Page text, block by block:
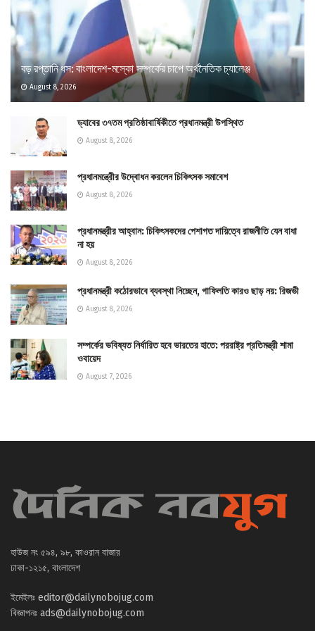
বড় রপ্তানি ধস: বাংলাদেশ-মস্কো সম্পর্কের চাপে অর্থনৈতিক চ্যালেঞ্জ
August 8, 2026
ড্যাবের ৩৭তম প্রতিষ্ঠাবার্ষিকীতে প্রধানমন্ত্রী উপস্থিত
August 8, 2026
প্রধানমন্ত্রীের উদ্বোধন করলেন চিকিৎসক সমাবেশ
August 8, 2026
প্রধানমন্ত্রীর আহ্বান: চিকিৎসকদের পেশাগত দায়িত্বে রাজনীতি যেন বাধা
না হয়
August 8, 2026
প্রধানমন্ত্রী কঠোরভাবে ব্যবস্থা নিচ্ছেন, গাফিলতি কারও ছাড় নয়: রিজভী
August 8, 2026
সম্পর্কের ভবিষ্যত নির্ধারিত হবে ভারতের হাতে: পররাষ্ট্র প্রতিমন্ত্রী শামা
ওবায়েদ
August 7, 2026
হাউজ নং ৫৯৪, ৯৮, কাওরান বাজার
ঢাকা-১২১৫, বাংলাদেশ
ইমেইলঃ editor@dailynobojug.com
বিজ্ঞাপনঃ ads@dailynobojug.com